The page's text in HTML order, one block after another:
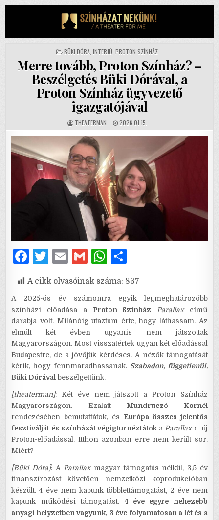
POSTED
BÜKI DÓRA INTERJÚ PROTON SZÍNHÁZ
Merre tovább, Proton Színház? –
Beszélgetés Büki Dórával, a
Proton Színház ügyvezető
igazgatójával
AUTHOR:
THEATERMAN
PUBLISHED
DATE:
2026.01.15.
F
c
e
b
o
o
k
T
it
te
r
E
ai
l
G
ai
l
W
at
s
A
p
p
ar
e
A cikk olvasóinak száma: 867
A 2025-ös év számomra egyik legmeghatározóbb
színházi előadása a Proton Színház Parallaxcímű
darabja volt. Milánóig utaztam érte, hogy láthassam. Az
elmúlt két évben ugyanis nem játszottak
Magyarországon. Most visszatértek ugyan két előadással
Budapestre, de a jövőjük kérdéses. A nézők támogatását
kérik, hogy fennmaradhassanak. Szabadon, függetlenül.
Büki Dórával beszélgettünk.
[theaterman]: Két éve nem játszott a Proton Színház
Magyarországon. EzalattMundruczó Kornél
rendezésében bemutattátok, és Európa összes jelentős
fesztiválját és színházát végigturnéztátok aParallaxc. új
Proton-előadással. Itthon azonban erre nem került sor.
Miért?
[Büki Dóra]: AParallaxmagyar támogatás nélkül, 3,5 év
finanszírozást követően nemzetközi koprodukcióban
készült. 4 éve nem kapunk többlettámogatást, 2 éve nem
kapunk működési támogatást.4 éve egyre nehezebb
anyagi helyzetben vagyunk, 3 éve folyamatosan a lét és a